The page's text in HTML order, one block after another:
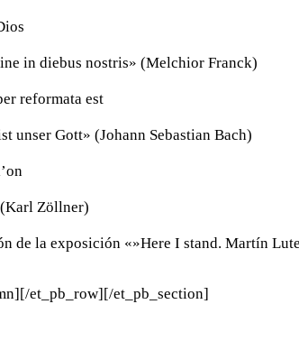
in diebus nostris» (Melchior Franck)
reformata est
unser Gott» (Johann Sebastian Bach)
Zöllner)
de la exposición «»Here I stand. Martín
et_pb_row][/et_pb_section]